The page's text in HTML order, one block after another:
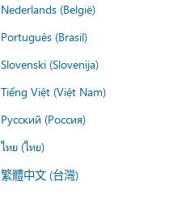
Nederlands (België)
Português (Brasil)
Slovenski (Slovenija)
Tiếng Việt (Việt Nam)
Русский (Россия)
ไทย (ไทย)
繁體中文 (台灣)